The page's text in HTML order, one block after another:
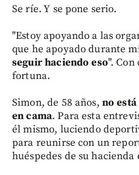
Se ríe. Y se pone serio.
"Estoy apoyando a las
que he apoyado durante
seguir haciendo eso". Con
fortuna.
Simon, de 58 años, no
en cama. Para esta
él mismo, luciendo
para reunirse con un
huéspedes de su